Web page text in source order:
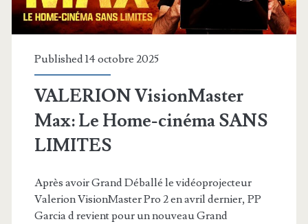
Published 14 octobre 2025
VALERION VisionMaster
Max: Le Home-cinéma SANS
LIMITES
Après avoir Grand Déballé le vidéoprojecteur
Valerion VisionMaster Pro 2 en avril dernier, PP
Garcia d revient pour un nouveau Grand